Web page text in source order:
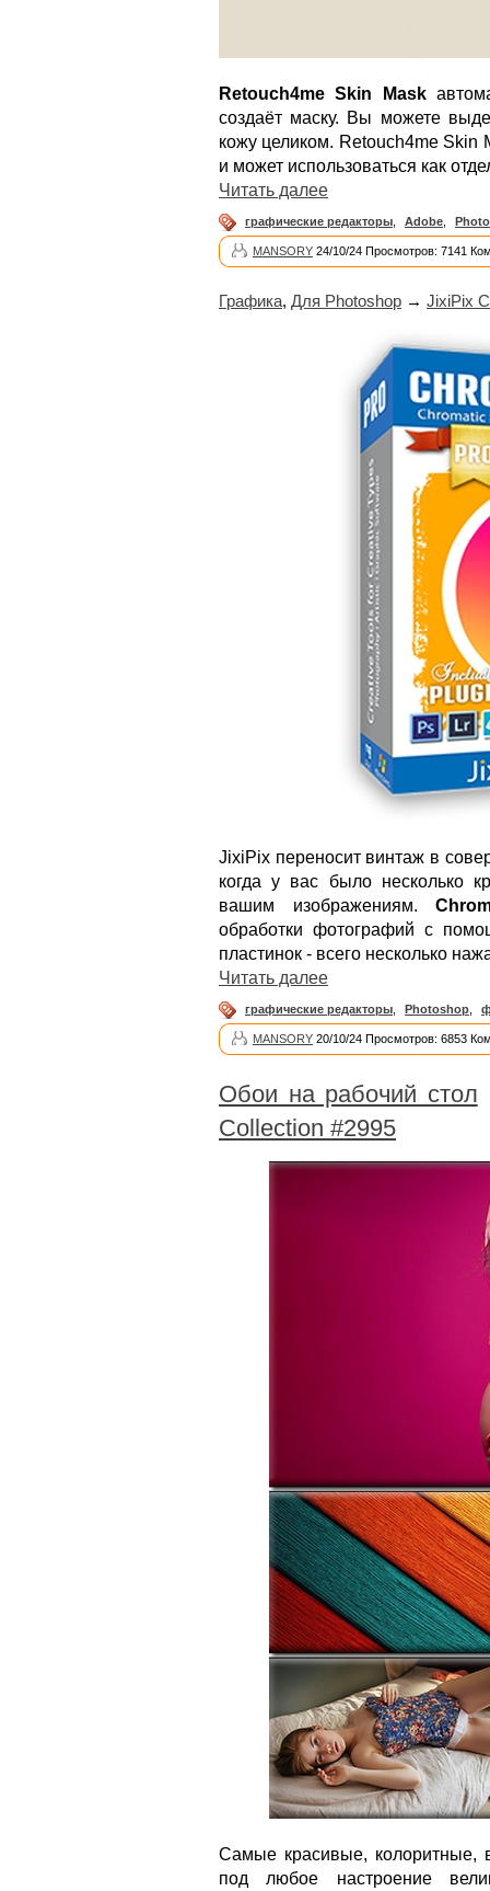
Retouch4me Skin Mask
создаёт маску. Вы можете
кожу целиком. Retouch4me Skin
и может использоваться как
Читать далее
графические редакторы Adobe
MANSORY 24/10/24 Просмотров: 7141
Графика, Для Photoshop → JixiPix
JixiPix переносит винтаж в
когда у вас было несколько
вашим изображениям.
обработки фотографий с
пластинок - всего несколько
Читать далее
графические редакторы Photoshop
MANSORY 20/10/24 Просмотров: 6853
Обои на рабочий стол
Collection #2995
Самые красивые, колоритные,
под любое настроение